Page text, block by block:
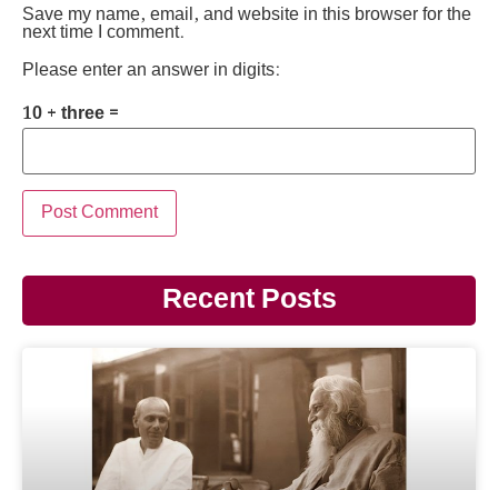
Save my name, email, and website in this browser for the
next time I comment.
Please enter an answer in digits:
10 + three =
Recent Posts